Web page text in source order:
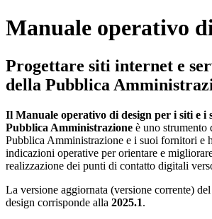
Manuale operativo
Progettare siti internet e
della Pubblica
Il Manuale operativo di design per i siti e i
Pubblica Amministrazione è uno strumento
Pubblica Amministrazione e i suoi fornitori e
indicazioni operative per orientare e
realizzazione dei punti di contatto digitali
La versione aggiornata (versione corrente)
design corrisponde alla 2025.1.